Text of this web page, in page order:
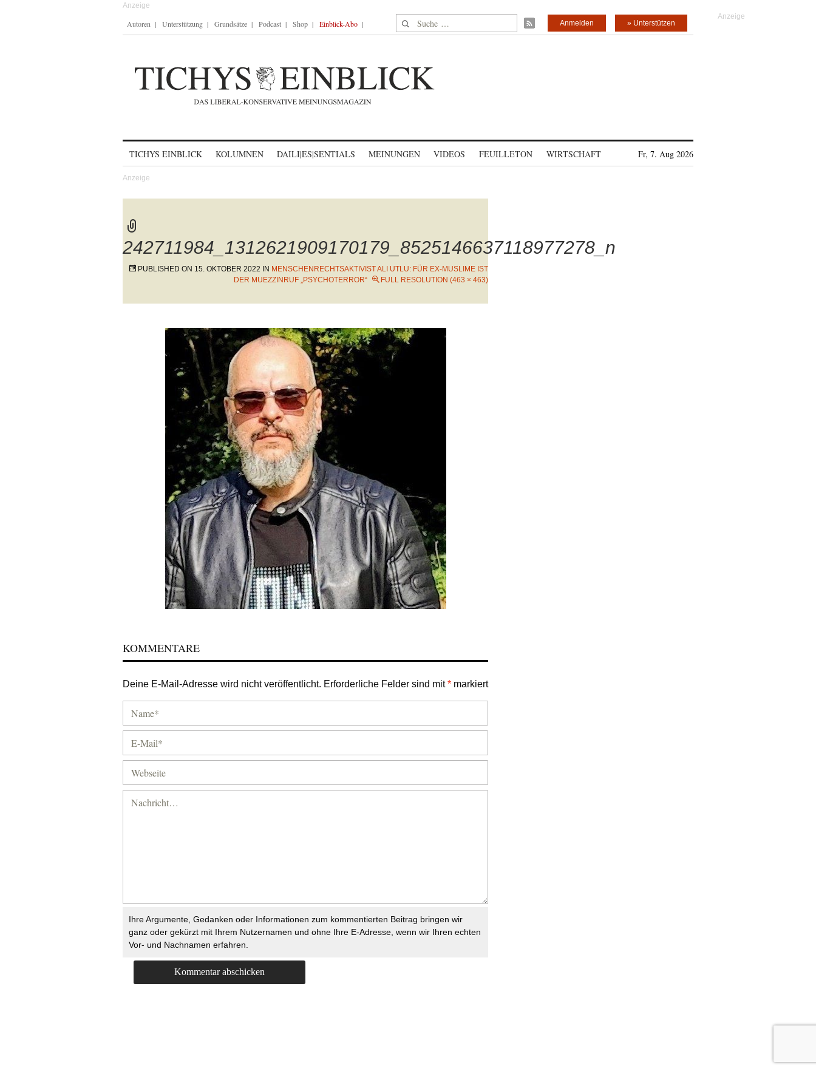
Autoren Unterstützung Grundsätze Podcast Shop Einblick-Abo Suche nach: » Unterstützen
Anmelden
TICHYS EINBLICK KOLUMNEN DAILI|ES|SENTIALS MEINUNGEN VIDEOS FEUILLETON WIRTSCHAFT Fr, 7. Aug 2026
242711984_1312621909170179_8525146637118977278_n
PUBLISHED ON 15. OKTOBER 2022 IN MENSCHENRECHTSAKTIVIST ALI UTLU: FÜR EX-MUSLIME IST
DER MUEZZINRUF „PSYCHOTERROR“
FULL RESOLUTION (463 × 463)
KOMMENTARE
Deine E-Mail-Adresse wird nicht veröffentlicht. Erforderliche Felder sind mit* markiert
Ihre Argumente, Gedanken oder Informationen zum kommentierten Beitrag bringen wir
ganz oder gekürzt mit Ihrem Nutzernamen und ohne Ihre E-Adresse, wenn wir Ihren echten
Vor- und Nachnamen erfahren.